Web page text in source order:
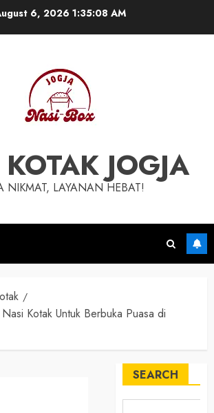
6, 2026 1:35:08 AM
JOGJA
NIKMAT, LAYANAN HEBAT!
Kotak Untuk Berbuka Puasa di
SEARCH